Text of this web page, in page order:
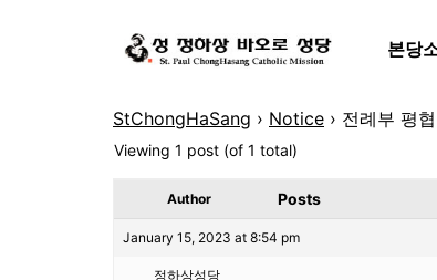
본당
StChongHaSang › Notice › 전례부 평
Viewing 1 post (of 1 total)
Author Posts
January 15, 2023 at 8:54 pm
정하상성당